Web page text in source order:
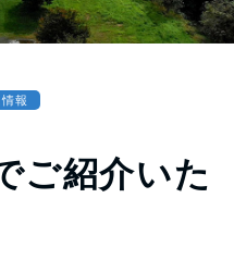
報
ご紹介いた